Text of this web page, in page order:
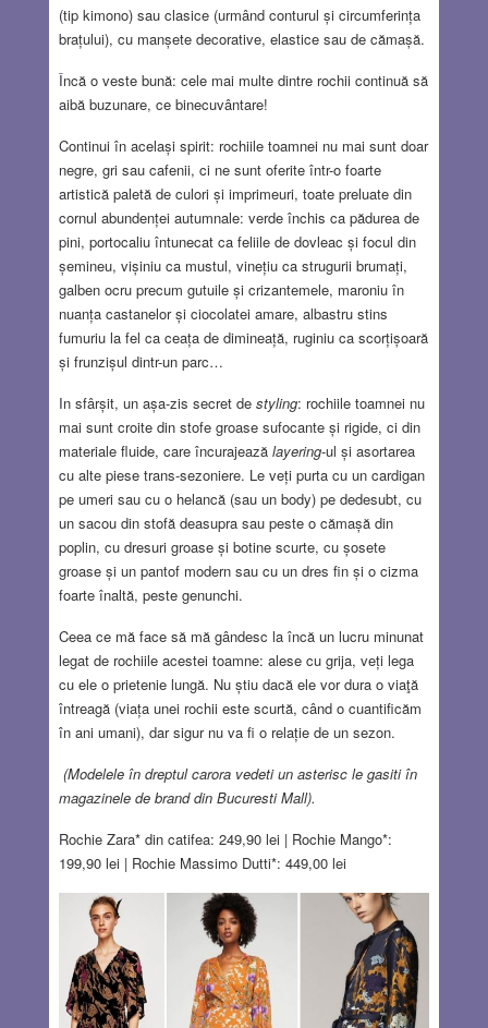
(tip kimono) sau clasice (urmând conturul și circumferința
brațului), cu manșete decorative, elastice sau de cămașă.
Încă o veste bună: cele mai multe dintre rochii continuă să
aibă buzunare, ce binecuvântare!
Continui în același spirit: rochiile toamnei nu mai sunt doar
negre, gri sau cafenii, ci ne sunt oferite într-o foarte
artistică paletă de culori și imprimeuri, toate preluate din
cornul abundenței autumnale: verde închis ca pădurea de
pini, portocaliu întunecat ca feliile de dovleac și focul din
șemineu, vișiniu ca mustul, vinețiu ca strugurii brumați,
galben ocru precum gutuile și crizantemele, maroniu în
nuanța castanelor și ciocolatei amare, albastru stins
fumuriu la fel ca ceața de dimineață, ruginiu ca scorțișoară
și frunzișul dintr-un parc…
In sfârșit, un așa-zis secret de styling: rochiile toamnei nu
mai sunt croite din stofe groase sufocante și rigide, ci din
materiale fluide, care încurajează layering-ul și asortarea
cu alte piese trans-sezoniere. Le veți purta cu un cardigan
pe umeri sau cu o helancă (sau un body) pe dedesubt, cu
un sacou din stofă deasupra sau peste o cămașă din
poplin, cu dresuri groase și botine scurte, cu șosete
groase și un pantof modern sau cu un dres fin și o cizma
foarte înaltă, peste genunchi.
Ceea ce mă face să mă gândesc la încă un lucru minunat
legat de rochiile acestei toamne: alese cu grija, veți lega
cu ele o prietenie lungă. Nu știu dacă ele vor dura o viaţă
întreagă (viața unei rochii este scurtă, când o cuantificăm
în ani umani), dar sigur nu va fi o relație de un sezon.
(Modelele în dreptul carora vedeti un asterisc le gasiti în
magazinele de brand din Bucuresti Mall).
Rochie Zara* din catifea: 249,90 lei | Rochie Mango*:
199,90 lei | Rochie Massimo Dutti*: 449,00 lei